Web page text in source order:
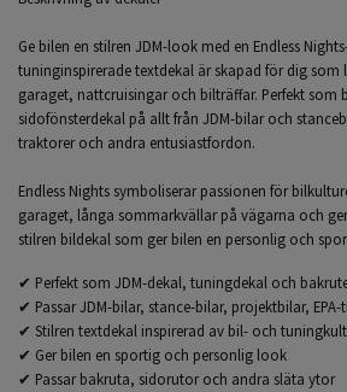
Ge bilen en stilren JDM-look med en Endless
tuninginspirerade textdekal är skapad för dig som
garaget, nattcruisingar och bilträffar. Perfekt som
sidofönsterdekal på allt från JDM-bilar och
traktorer och andra entusiastfordon.
Endless Nights symboliserar passionen för
garaget, långa sommarkvällar på vägarna och
stilren bildekal som ger bilen en personlig och
✔ Perfekt som JDM-dekal, tuningdekal och
✔ Passar JDM-bilar, stance-bilar, projektbilar,
✔ Stilren textdekal inspirerad av bil- och
✔ Ger bilen en sportig och personlig look
✔ Passar bakruta, sidorutor och andra släta ytor